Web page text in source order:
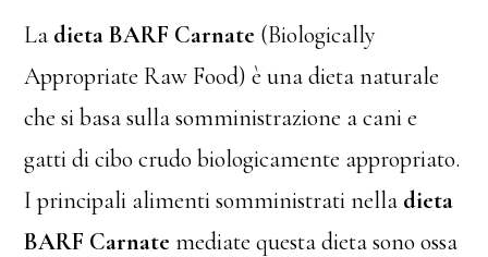
La dieta BARF Carnate (Biologically
Appropriate Raw Food) è una dieta naturale
che si basa sulla somministrazione a cani e
gatti di cibo crudo biologicamente appropriato.
I principali alimenti somministrati nella dieta
BARF Carnate mediate questa dieta sono ossa